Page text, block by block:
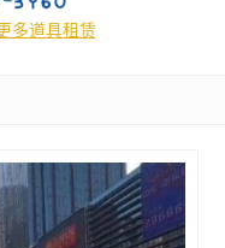
多道具租赁